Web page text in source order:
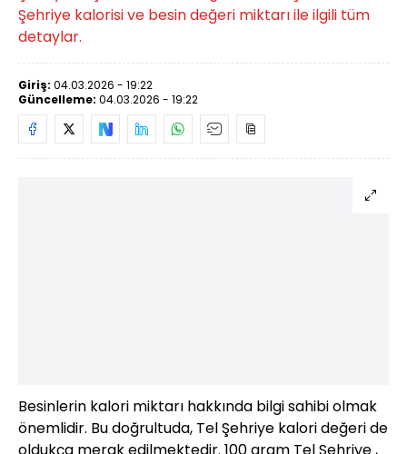
Şehriye kalorisi ve besin değeri miktarı ile ilgili tüm
detaylar.
Giriş: 04.03.2026 - 19:22
Güncelleme: 04.03.2026 - 19:22
Besinlerin kalori miktarı hakkında bilgi sahibi olmak
önemlidir. Bu doğrultuda, Tel Şehriye kalori değeri de